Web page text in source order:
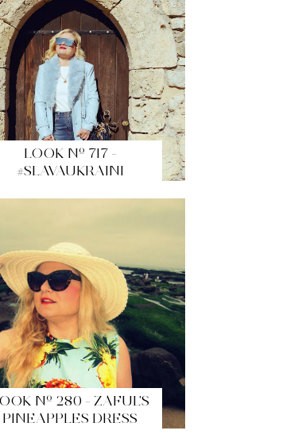
LOOK Nº 717 -
#SLAVAUKRAINI
Nº 280 - ZAFUL'S
PINEAPPLES DRESS